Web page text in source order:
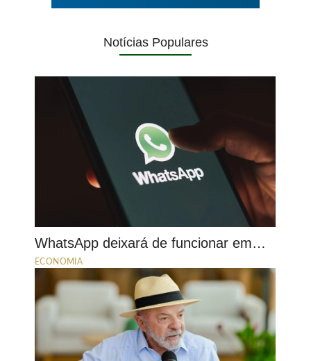
Notícias Populares
WhatsApp deixará de funcionar em…
ECONOMIA